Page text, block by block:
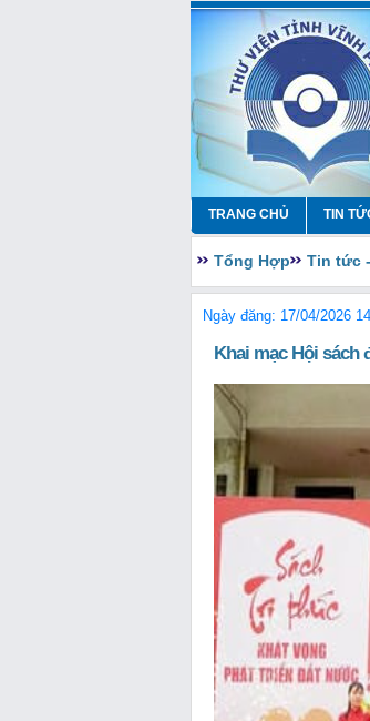
TRANG CHỦ TIN
Tổng Hợp Tin tức
Ngày đăng: 17/04/2026
Khai mạc Hội sách